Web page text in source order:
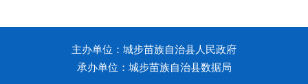
主办单位：城步苗族自治县人民政府
承办单位：城步苗族自治县数据局